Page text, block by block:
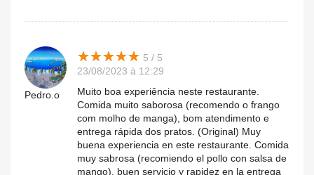
Pedro.o
★★★★★
★★★★★ 5 / 5
23/08/2023 à 12:29
Muito boa experiência neste restaurante.
Comida muito saborosa (recomendo o frango
com molho de manga), bom atendimento e
entrega rápida dos pratos. (Original) Muy
buena experiencia en este restaurante. Comida
muy sabrosa (recomiendo el pollo con salsa de
mango), buen servicio y rapidez en la entrega